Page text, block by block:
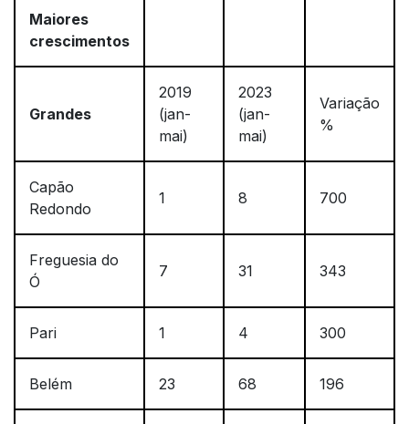
Maiores
crescimentos
Grandes
2019
(jan-
mai)
2023
(jan-
mai)
Variação
%
Capão
Redondo
1 8 700
Freguesia do
Ó
7 31 343
Pari 1 4 300
Belém 23 68 196